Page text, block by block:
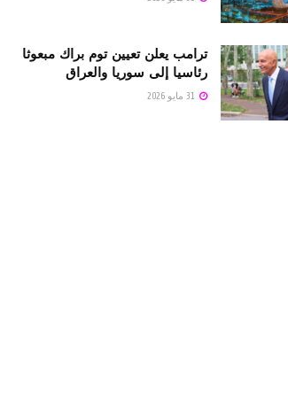
ترامب يعلن تعيين توم براك مبعوثا
رئاسيا إلى سوريا والعراق